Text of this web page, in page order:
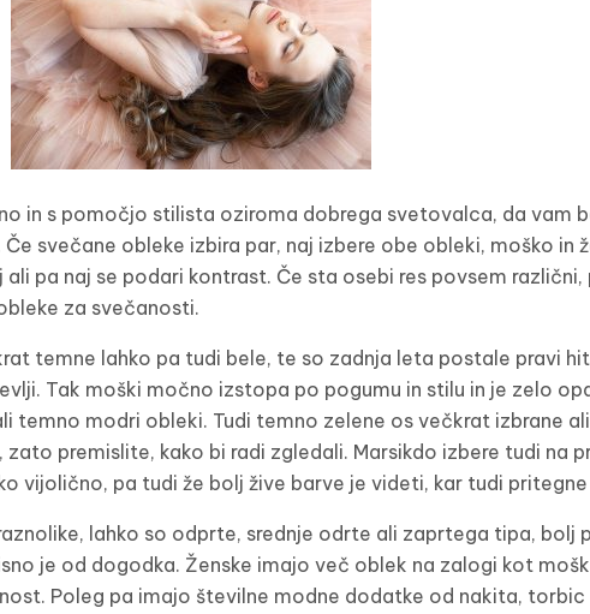
in s pomočjo stilista oziroma dobrega svetovalca, da vam
svečane obleke izbira par, naj izbere obe obleki, moško in
pa naj se podari kontrast. Če sta osebi res povsem
za svečanosti.
temne lahko pa tudi bele, te so zadnja leta postale pravi
Tak moški močno izstopa po pogumu in stilu in je zelo
temno modri obleki. Tudi temno zelene os večkrat izbrane
premislite, kako bi radi zgledali. Marsikdo izbere tudi na
vijolično, pa tudi že bolj žive barve je videti, kar tudi
lahko so odprte, srednje odrte ali zaprtega tipa, bolj
je od dogodka. Ženske imajo več oblek na zalogi kot
Poleg pa imajo številne modne dodatke od nakita, torbic